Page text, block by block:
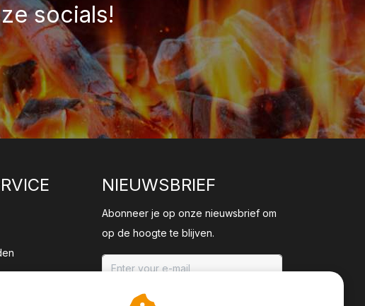
socials!
NIEUWSBRIEF
Abonneer je op onze nieuwsbrief om
op de hoogte te blijven.